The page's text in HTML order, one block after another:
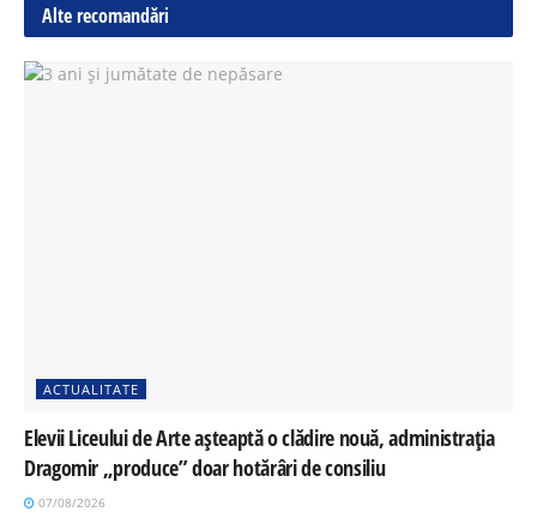
Alte recomandări
ACTUALITATE
Elevii Liceului de Arte așteaptă o clădire nouă, administrația
Dragomir „produce” doar hotărâri de consiliu
07/08/2026